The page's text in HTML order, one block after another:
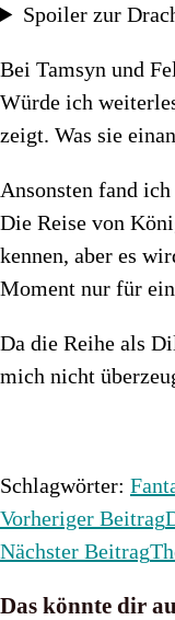
Spoiler zur
Bei Tamsyn und
Würde ich
zeigt. Was sie
Ansonsten fand
Die Reise von
kennen, aber es
Moment nur für
Da die Reihe als
mich nicht
Schlagwörter:
Weitere
Artikel
Vorheriger Beitrag
Nächster Beitrag
Das könnte dir